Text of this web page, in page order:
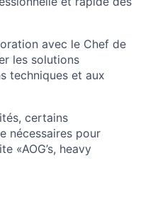
avec le Chef de
les solutions
techniques et aux
certains
nécessaires pour
«AOG’s, heavy